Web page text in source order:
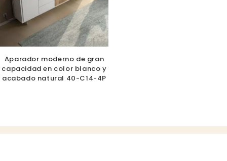
Aparador moderno de gran
capacidad en color blanco y
acabado natural 40-C14-4P